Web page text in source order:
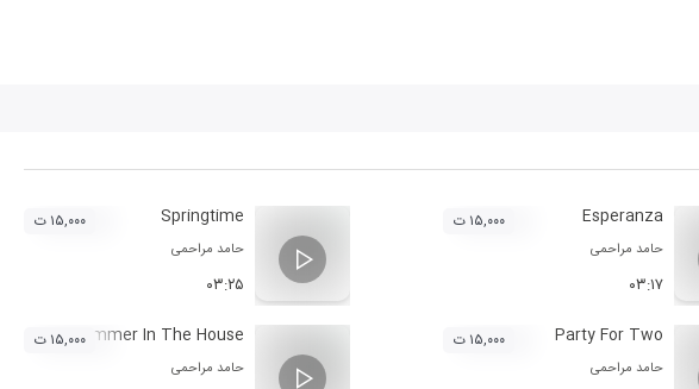
Esperanza
حامد مراحمی
۰۳:۱۷
۱۵,۰۰۰ ت Springtime
حامد مراحمی
۰۳:۲۵
۱۵,۰۰۰ ت
Party For Two
حامد مراحمی
۱۵,۰۰۰ ت Summer In The House
حامد مراحمی
۱۵,۰۰۰ ت